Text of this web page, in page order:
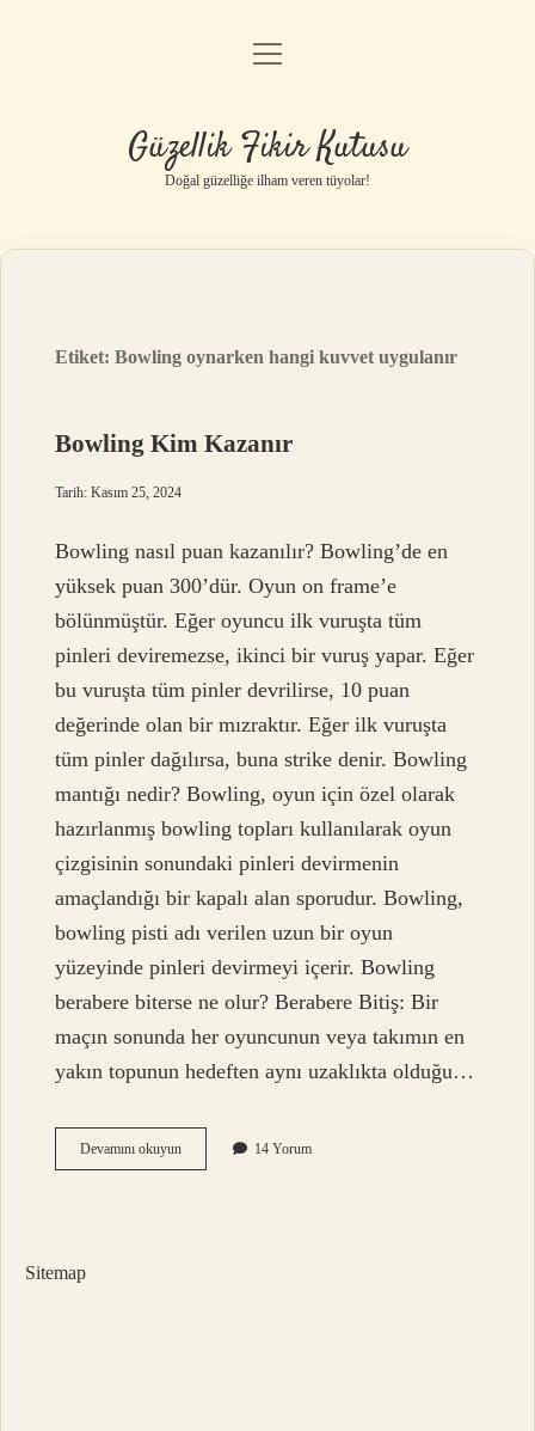
Anasayfa
Yasal Uyarı
menüyü
Güzellik Fikir Kutusu
Doğal güzelliğe ilham veren tüyolar!
Etiket:Bowling oynarken hangi kuvvet uygulanır
Bowling Kim Kazanır
Tarih: Kasım 25, 2024
Bowling nasıl puan kazanılır? Bowling’de en
yüksek puan 300’dür. Oyun on frame’e
bölünmüştür. Eğer oyuncu ilk vuruşta tüm
pinleri deviremezse, ikinci bir vuruş yapar. Eğer
bu vuruşta tüm pinler devrilirse, 10 puan
değerinde olan bir mızraktır. Eğer ilk vuruşta
tüm pinler dağılırsa, buna strike denir. Bowling
mantığı nedir? Bowling, oyun için özel olarak
hazırlanmış bowling topları kullanılarak oyun
çizgisinin sonundaki pinleri devirmenin
amaçlandığı bir kapalı alan sporudur. Bowling,
bowling pisti adı verilen uzun bir oyun
yüzeyinde pinleri devirmeyi içerir. Bowling
berabere biterse ne olur? Berabere Bitiş: Bir
maçın sonunda her oyuncunun veya takımın en
yakın topunun hedeften aynı uzaklıkta olduğu…
Devamını okuyunBowling
Kim
14 Yorum
Sitemap